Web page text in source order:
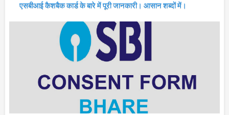
एसबीआई कैशबैक कार्ड के बारे में पूरी जानकारी। आसान शब्दों में।